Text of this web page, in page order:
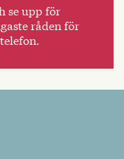
se upp för
råden för